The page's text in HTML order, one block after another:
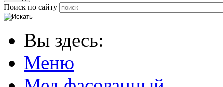
Поиск по сайту
Вы здесь:
Меню